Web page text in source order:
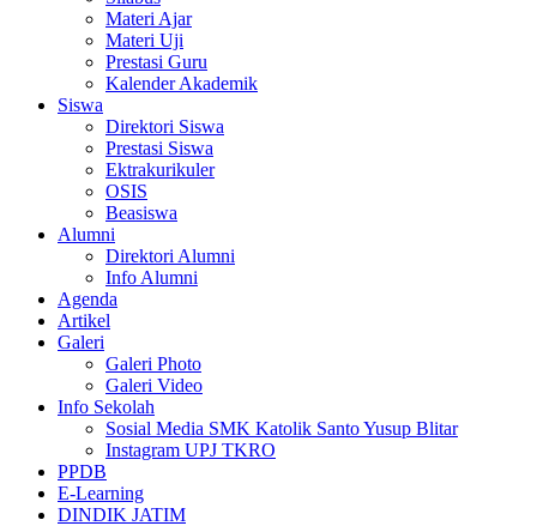
Materi Ajar
Materi Uji
Prestasi Guru
Kalender Akademik
Siswa
Direktori Siswa
Prestasi Siswa
Ektrakurikuler
OSIS
Beasiswa
Alumni
Direktori Alumni
Info Alumni
Agenda
Artikel
Galeri
Galeri Photo
Galeri Video
Info Sekolah
Sosial Media SMK Katolik Santo Yusup Blitar
Instagram UPJ TKRO
PPDB
E-Learning
DINDIK JATIM